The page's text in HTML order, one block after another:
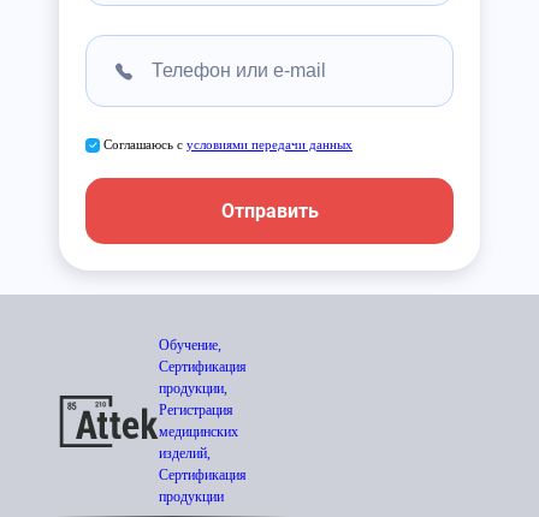
Соглашаюсь с условиями передачи данных
Отправить
Обучение,
Сертификация
продукции,
Регистрация
медицинских
изделий,
Сертификация
продукции